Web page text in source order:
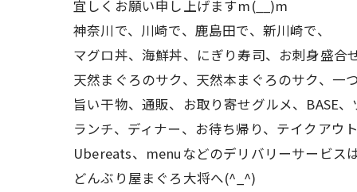
宜しくお願い申し上げますm(__)m
神奈川で、川崎で、鹿島田で、新川崎で、
マグロ丼、海鮮丼、にぎり寿司、お刺身盛合せ
天然まぐろのサク、天然本まぐろのサク、一
旨い干物、通販、お取り寄せグルメ、BASE、
ランチ、ディナー、お待ち帰り、テイクアウト
Ubereats、menuなどのデリバリーサービス
どんぶり屋まぐろ大将へ(^_^)